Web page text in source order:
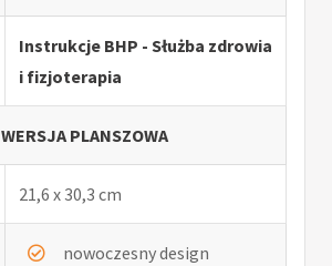
Instrukcje BHP - Służba zdrowia
i fizjoterapia
WERSJA PLANSZOWA
21,6 x 30,3 cm
nowoczesny design